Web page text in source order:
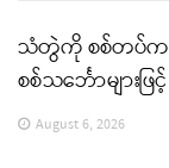
သံတွဲကို စစ်တပ်က
စစ်သင်္ဘောများ
August 6, 2026